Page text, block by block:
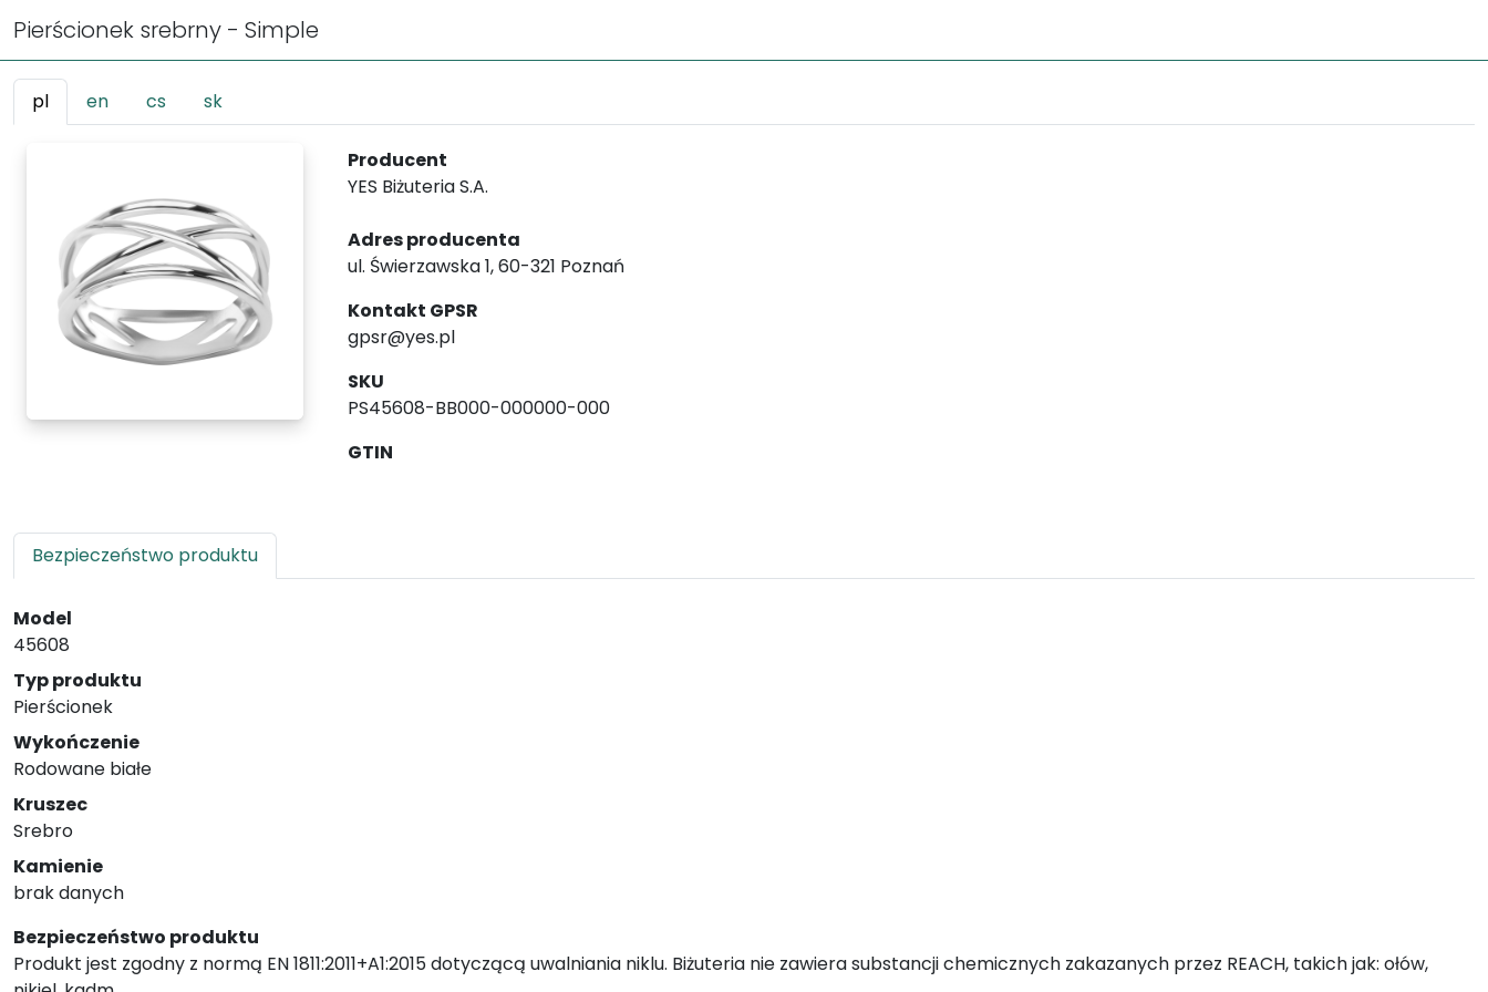
Pierścionek srebrny - Simple
pl en cs sk
Producent
YES Biżuteria S.A.
Adres producenta
ul. Świerzawska 1, 60-321 Poznań
Kontakt GPSR
gpsr@yes.pl
SKU
PS45608-BB000-000000-000
GTIN
Bezpieczeństwo produktu
Model
45608
Typ produktu
Pierścionek
Wykończenie
Rodowane białe
Kruszec
Srebro
Kamienie
brak danych
Bezpieczeństwo produktu
Produkt jest zgodny z normą EN 1811:2011+A1:2015 dotyczącą uwalniania niklu. Biżuteria nie zawiera substancji chemicznych zakazanych przez REACH, takich jak: ołów,